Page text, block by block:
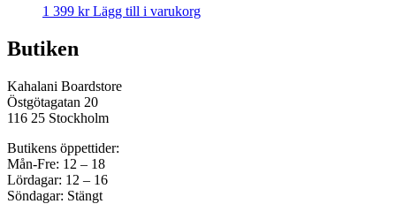
1 399 kr Lägg till i varukorg
Butiken
Kahalani Boardstore
Östgötagatan 20
116 25 Stockholm
Butikens öppettider:
Mån-Fre: 12 – 18
Lördagar: 12 – 16
Söndagar: Stängt